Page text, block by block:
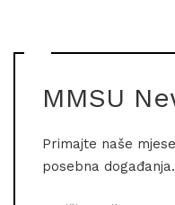
MMSU
Primajte naše
posebna